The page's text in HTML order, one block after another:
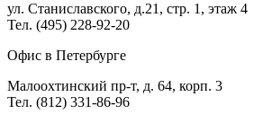
ул. Станиславского, д.21, стр. 1, этаж 4
Тел. (495) 228-92-20
Офис в Петербурге
Малоохтинский пр-т, д. 64, корп. 3
Тел. (812) 331-86-96